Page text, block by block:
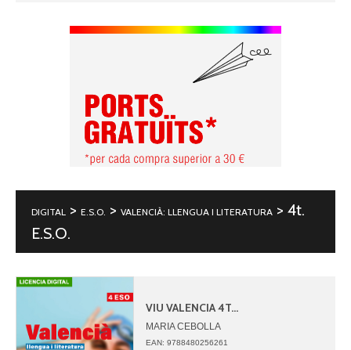
DIGITAL > E.S.O. > VALENCIÀ: LLENGUA I LITERATURA > 4t.
E.S.O.
VIU VALENCIA 4T...
MARIA CEBOLLA
TRINI BOU
EAN: 9788480256261